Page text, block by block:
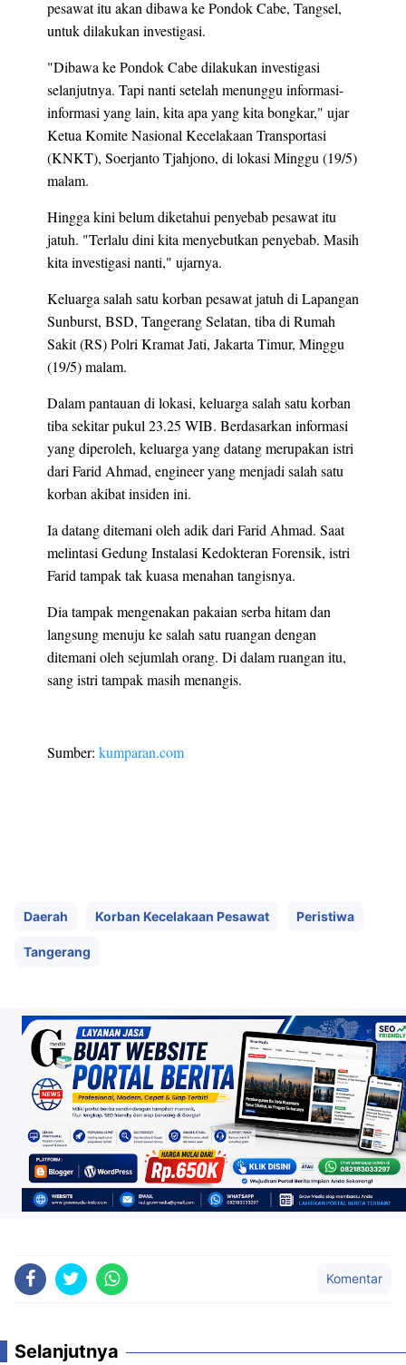
pesawat itu akan dibawa ke Pondok Cabe, Tangsel,
untuk dilakukan investigasi.
"Dibawa ke Pondok Cabe dilakukan investigasi
selanjutnya. Tapi nanti setelah menunggu informasi-
informasi yang lain, kita apa yang kita bongkar," ujar
Ketua Komite Nasional Kecelakaan Transportasi
(KNKT), Soerjanto Tjahjono, di lokasi Minggu (19/5)
malam.
Hingga kini belum diketahui penyebab pesawat itu
jatuh. "Terlalu dini kita menyebutkan penyebab. Masih
kita investigasi nanti," ujarnya.
Keluarga salah satu korban pesawat jatuh di Lapangan
Sunburst, BSD, Tangerang Selatan, tiba di Rumah
Sakit (RS) Polri Kramat Jati, Jakarta Timur, Minggu
(19/5) malam.
Dalam pantauan di lokasi, keluarga salah satu korban
tiba sekitar pukul 23.25 WIB. Berdasarkan informasi
yang diperoleh, keluarga yang datang merupakan istri
dari Farid Ahmad, engineer yang menjadi salah satu
korban akibat insiden ini.
Ia datang ditemani oleh adik dari Farid Ahmad. Saat
melintasi Gedung Instalasi Kedokteran Forensik, istri
Farid tampak tak kuasa menahan tangisnya.
Dia tampak mengenakan pakaian serba hitam dan
langsung menuju ke salah satu ruangan dengan
ditemani oleh sejumlah orang. Di dalam ruangan itu,
sang istri tampak masih menangis.
Sumber: kumparan.com
Daerah Korban Kecelakaan Pesawat Peristiwa
Tangerang
Komentar
Selanjutnya